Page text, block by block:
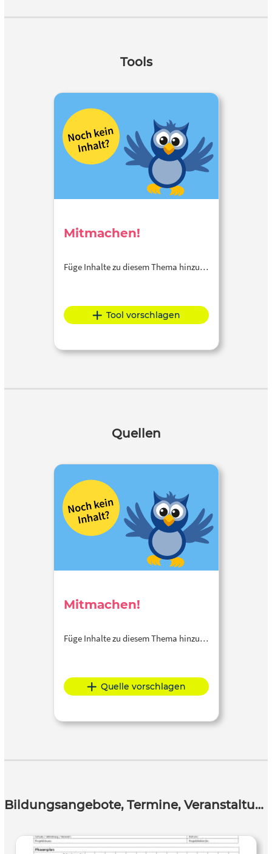
Tools
Mitmachen!
Füge Inhalte zu diesem Thema hinzu…
Tool vorschlagen
Quellen
Mitmachen!
Füge Inhalte zu diesem Thema hinzu…
Quelle vorschlagen
Bildungsangebote, Termine, Veranstaltungen